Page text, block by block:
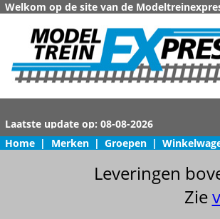
Welkom op de site van de
Home | Merken | Groepen |
Leveringen
Zie